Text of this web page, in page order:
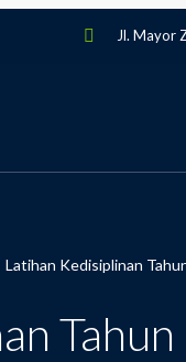
Jl. Mayor
Latihan Kedisiplinan